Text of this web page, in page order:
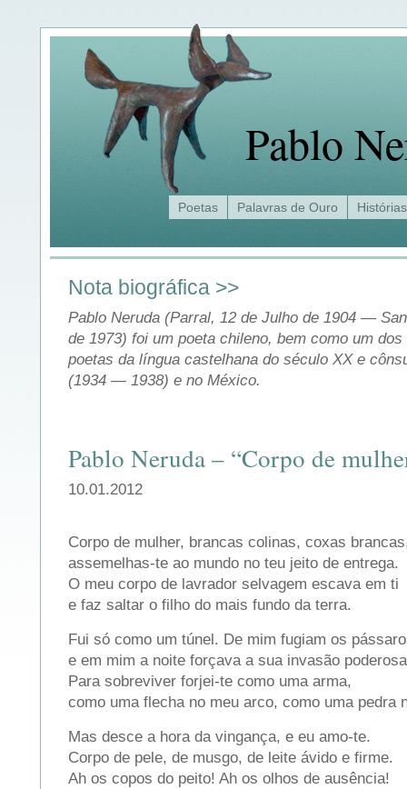
Pablo
Poetas Palavras de Ouro Histórias
Nota biográfica >>
Pablo Neruda (Parral, 12 de Julho de 1904 —
de 1973) foi um poeta chileno, bem como um
poetas da língua castelhana do século XX e
(1934 — 1938) e no México.
Pablo Neruda – “Corpo de
10.01.2012
Corpo de mulher, brancas colinas, coxas
assemelhas-te ao mundo no teu jeito de entrega.
O meu corpo de lavrador selvagem escava em ti
e faz saltar o filho do mais fundo da terra.
Fui só como um túnel. De mim fugiam os
e em mim a noite forçava a sua invasão
Para sobreviver forjei-te como uma arma,
como uma flecha no meu arco, como uma pedra
Mas desce a hora da vingança, e eu amo-te.
Corpo de pele, de musgo, de leite ávido e firme.
Ah os copos do peito! Ah os olhos de ausência!